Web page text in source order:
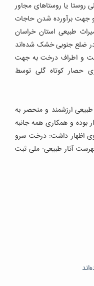
روستا یا روستاهای مجاور
جهت برآورده شدن حاجات
طبیعی استان خراسان
ضلع جنوبی خشک شده‌اند
و اطراف درخت به جهت
از درخت به شعاع 5/1 متری حصار کوتاه گلی توسط
ارزشمند و منحصر به
بوده و همکاری همه جانبه
اظهار داشت: درخت سرو
سربیشه به شماره 351 در فهرست آثار طبیعی- ملی ثبت